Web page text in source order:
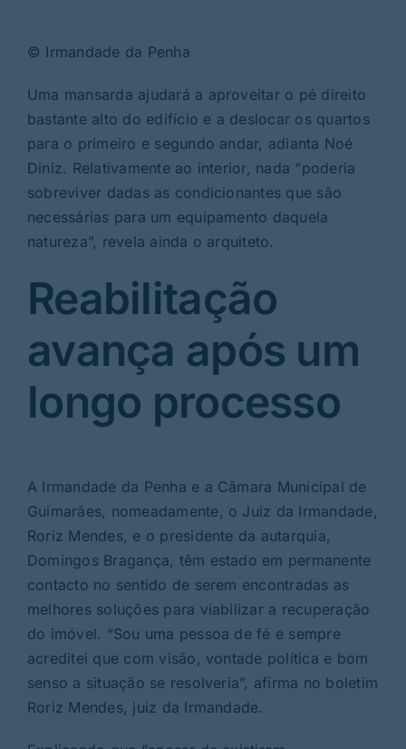
© Irmandade da Penha
Uma mansarda ajudará a aproveitar o pé direito
bastante alto do edifício e a deslocar os quartos
para o primeiro e segundo andar, adianta Noé
Diniz. Relativamente ao interior, nada “poderia
sobreviver dadas as condicionantes que são
necessárias para um equipamento daquela
natureza”, revela ainda o arquiteto.
Reabilitação
avança após um
longo processo
A Irmandade da Penha e a Câmara Municipal de
Guimarães, nomeadamente, o Juiz da Irmandade,
Roriz Mendes, e o presidente da autarquia,
Domingos Bragança, têm estado em permanente
contacto no sentido de serem encontradas as
melhores soluções para viabilizar a recuperação
do imóvel. “Sou uma pessoa de fé e sempre
acreditei que com visão, vontade política e bom
senso a situação se resolveria”, afirma no boletim
Roriz Mendes, juiz da Irmandade.